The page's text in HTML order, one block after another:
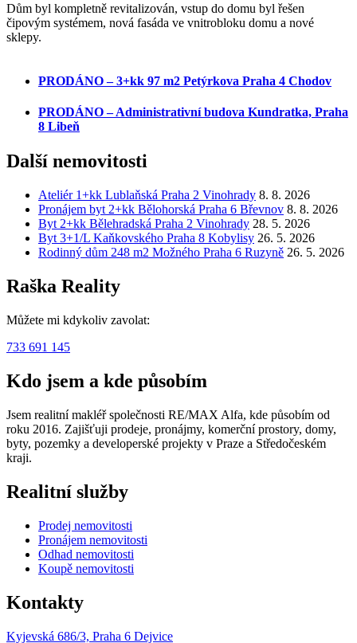
Dům byl kompletně revitalizován, vstup do domu byl řešen
čipovým systémem, nová fasáda ve vnitrobloku domu a nové
sklepy.
PRODÁNO – 3+kk 97 m2 Petýrkova Praha 4 Chodov
PRODÁNO – Administrativní budova Kundratka, Praha
8 Libeň
Další nemovitosti
Ateliér 1+kk Lublaňská Praha 2 Vinohrady 8. 8. 2026
Pronájem byt 2+kk Bělohorská Praha 6 Břevnov 8. 8. 2026
Byt 2+kk Bělehradská Praha 2 Vinohrady 28. 5. 2026
Byt 3+1/L Kaňkovského Praha 8 Kobylisy 26. 5. 2026
Rodinný dům 248 m2 Možného Praha 6 Ruzyně 26. 5. 2026
Raška Reality
Můžete mi kdykoliv zavolat:
733 691 145
Kdo jsem a kde působím
Jsem realitní makléř společnosti RE/MAX Alfa, kde působím od
roku 2016. Zajišťuji prodeje, pronájmy, komerční prostory, domy,
byty, pozemky a developerské projekty v Praze a Středočeském
kraji.
Realitní služby
Prodej nemovitosti
Pronájem nemovitosti
Odhad nemovitosti
Koupě nemovitosti
Kontakty
Kyjevská 686/3, Praha 6 Dejvice